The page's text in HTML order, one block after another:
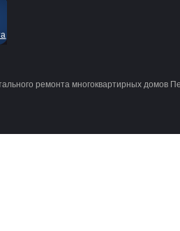
ремонта многоквартирных домов